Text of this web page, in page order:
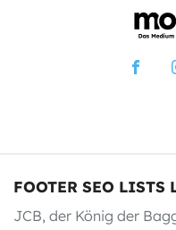
FOOTER SEO LISTS
JCB, der König der